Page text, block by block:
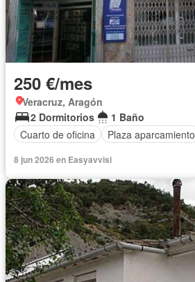
250 €/mes
Veracruz, Aragón
2 Dormitorios
1 Baño
Cuarto de oficina
Plaza aparcamiento
8 jun 2026 en Easyavvisi